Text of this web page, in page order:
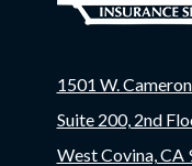
1501 W.
Suite 200, 2nd
West Covina, CA